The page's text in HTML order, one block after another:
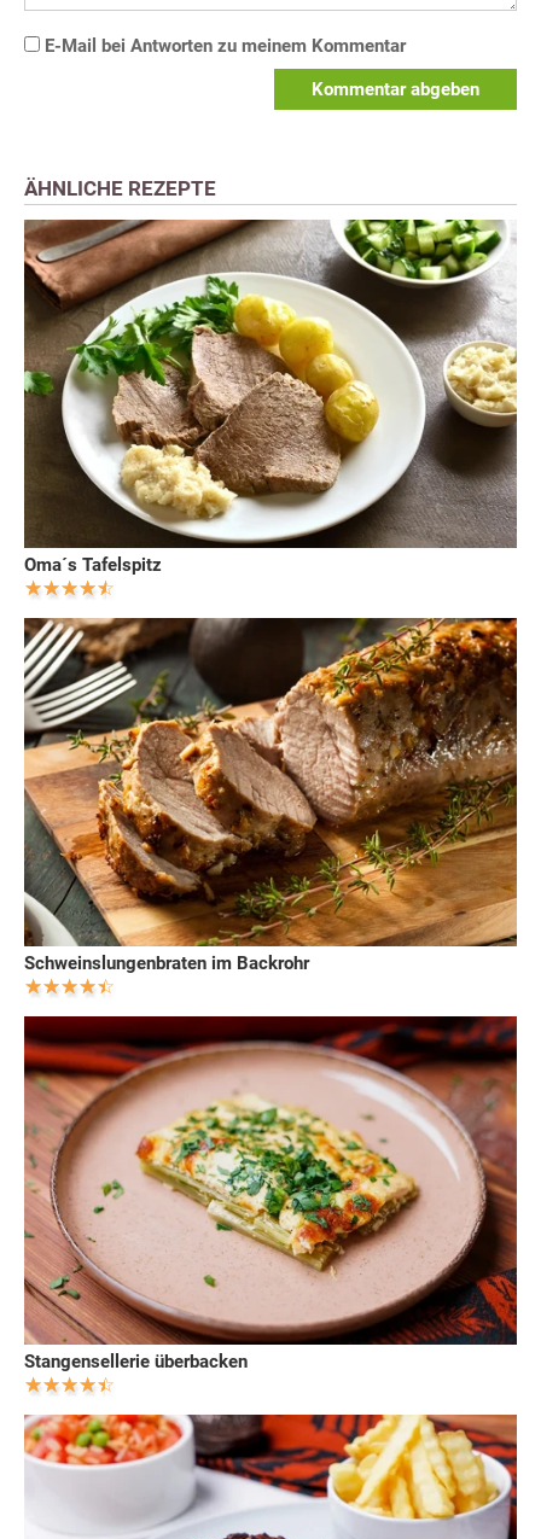
E-Mail bei Antworten zu meinem Kommentar
Kommentar abgeben
ÄHNLICHE REZEPTE
Oma´s Tafelspitz
Schweinslungenbraten im Backrohr
Stangensellerie überbacken